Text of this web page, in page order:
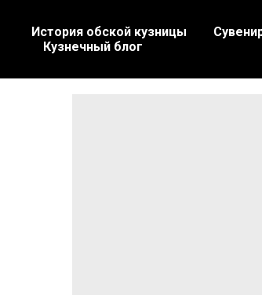
История обской кузницы
Кузнечный блог